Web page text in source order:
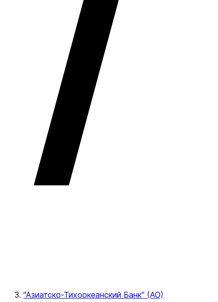
"Азиатско-Тихоокеанский Банк" (АО)